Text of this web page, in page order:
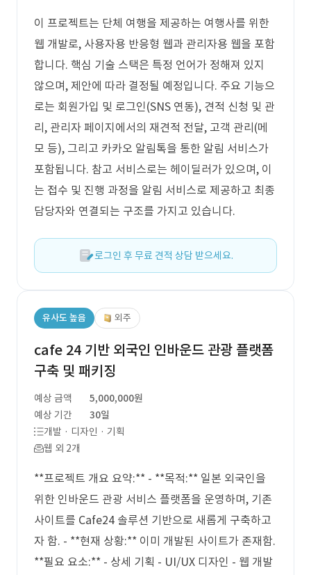
이 프로젝트는 단체 여행을 제공하는 여행사를 위한
웹 개발로, 사용자용 반응형 웹과 관리자용 웹을 포함
합니다. 핵심 기술 스택은 특정 언어가 정해져 있지
않으며, 제안에 따라 결정될 예정입니다. 주요 기능으
로는 회원가입 및 로그인(SNS 연동), 견적 신청 및 관
리, 관리자 페이지에서의 재견적 전달, 고객 관리(메
모 등), 그리고 카카오 알림톡을 통한 알림 서비스가
포함됩니다. 참고 서비스로는 헤이딜러가 있으며, 이
는 접수 및 진행 과정을 알림 서비스로 제공하고 최종
담당자와 연결되는 구조를 가지고 있습니다.
로그인 후 무료 견적 상담 받으세요.
유사도 높음 외주
cafe 24 기반 외국인 인바운드 관광 플랫폼
구축 및 패키징
예상 금액
5,000,000원
예상 기간
30일
개발 · 디자인 · 기획
웹 외 2개
**프로젝트 개요 요약:** - **목적:** 일본 외국인을
위한 인바운드 관광 서비스 플랫폼을 운영하며, 기존
사이트를 Cafe24 솔루션 기반으로 새롭게 구축하고
자 함. - **현재 상황:** 이미 개발된 사이트가 존재함.
**필요 요소:** - 상세 기획 - UI/UX 디자인 - 웹 개발